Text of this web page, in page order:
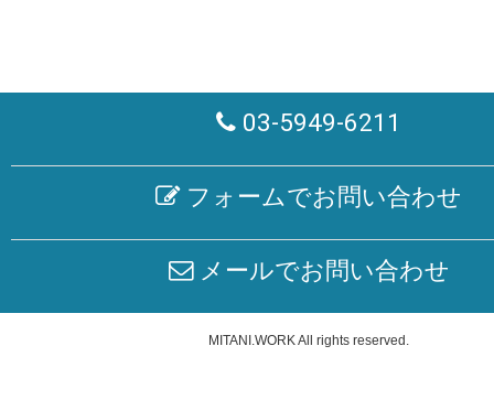
03-5949-6211
フォームでお問い合わせ
メールでお問い合わせ
MITANI.WORKAll rights reserved.